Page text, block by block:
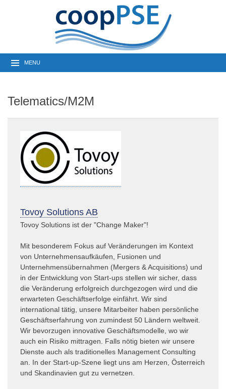
MENU
Telematics/M2M
Tovoy Solutions AB
Tovoy Solutions ist der "Change Maker"!
Mit besonderem Fokus auf Veränderungen im Kontext
von Unternehmensaufkäufen, Fusionen und
Unternehmensübernahmen (Mergers & Acquisitions) und
in der Entwicklung von Start-ups stellen wir sicher, dass
die Veränderung erfolgreich durchgezogen wird und die
erwarteten Geschäftserfolge einfährt. Wir sind
international tätig, unsere Mitarbeiter haben persönliche
Geschäftserfahrung von zumindest 50 Ländern weltweit.
Wir bevorzugen innovative Geschäftsmodelle, wo wir
auch ein Risiko mittragen. Falls nötig bieten wir unsere
Dienste auch als traditionelles Management Consulting
an. In der Start-up-Szene liegt uns am Herzen, Österreich
und Skandinavien gut zu vernetzen.